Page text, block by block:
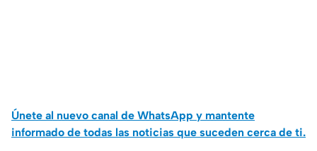
Únete al nuevo canal de WhatsApp y mantente
informado de todas las noticias que suceden cerca de ti.